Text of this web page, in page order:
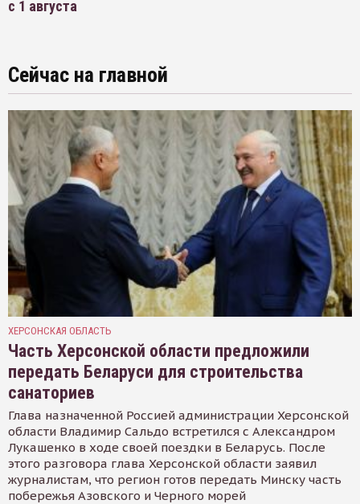
с 1 августа
Сейчас на главной
ХЕРСОНСКАЯ ОБЛАСТЬ
Часть Херсонской области предложили
передать Беларуси для строительства
санаториев
Глава назначенной Россией администрации Херсонской
области Владимир Сальдо встретился с Александром
Лукашенко в ходе своей поездки в Беларусь. После
этого разговора глава Херсонской области заявил
журналистам, что регион готов передать Минску часть
побережья Азовского и Черного морей